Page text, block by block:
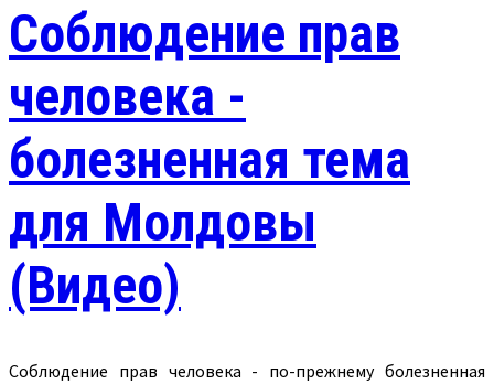
Соблюдение прав
человека -
болезненная тема
для Молдовы
(Видео)
Соблюдение прав человека - по-прежнему болезненная